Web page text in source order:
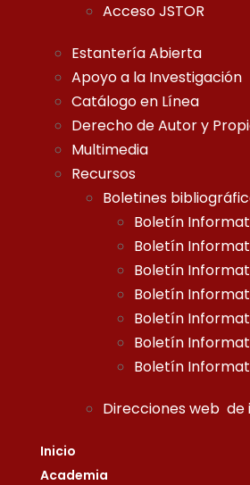
Acceso JSTOR
Estantería Abierta
Apoyo a la Investigación
Catálogo en Línea
Derecho de Autor y
Multimedia
Recursos
Boletines
Boletín
Boletín
Boletín
Boletín
Boletín
Boletín
Boletín
Direcciones web de
Inicio
Academia